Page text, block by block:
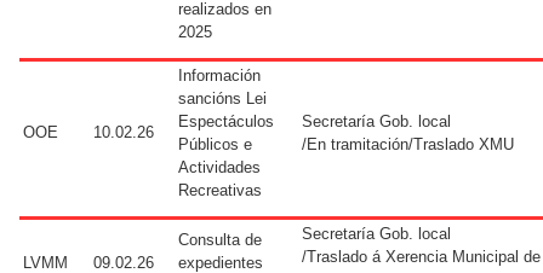
realizados en
2025
OOE 10.02.26
Información
sancións Lei
Espectáculos
Públicos e
Actividades
Recreativas
Secretaría Gob. local
/En tramitación/Traslado XMU
LVMM 09.02.26
Consulta de
expedientes
Secretaría Gob. local
/Traslado á Xerencia Municipal